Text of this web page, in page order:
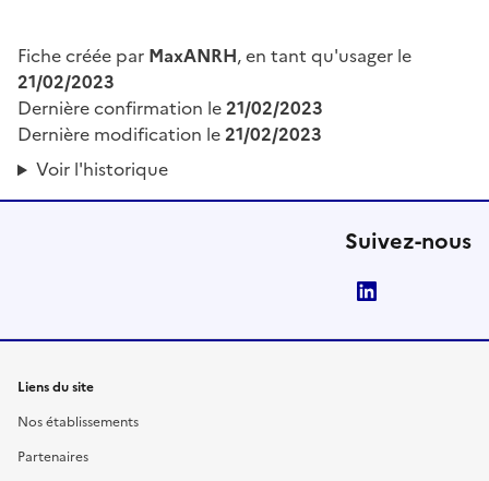
Fiche créée par MaxANRH, en tant qu'usager le
21/02/2023
Dernière confirmation le21/02/2023
Dernière modification le21/02/2023
Voir l'historique
Suivez-nous
Liens du site
Nos établissements
Partenaires